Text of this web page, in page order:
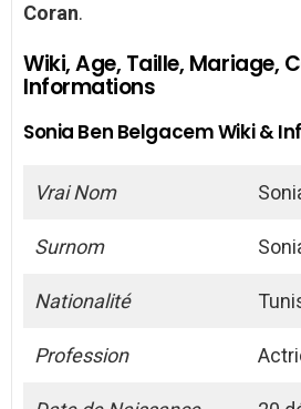
Coran.
Wiki, Age, Taille, Mariage,
Informations
Sonia Ben Belgacem Wiki &
Vrai Nom
Surnom
Nationalité
Profession